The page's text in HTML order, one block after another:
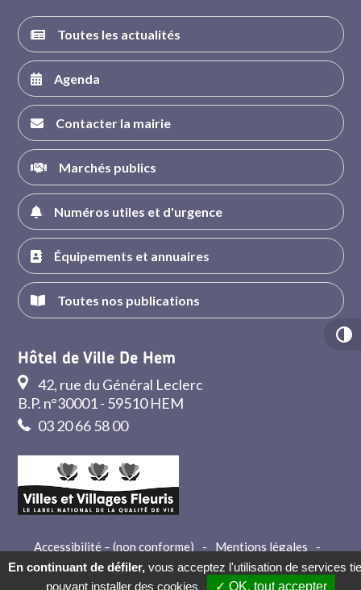
Toutes les actualités
Agenda
Contacter la mairie
Marchés publics
Numéros utiles et d'urgence
Équipements et annuaires
Toutes nos publications
Hôtel de Ville De Hem
42, rue du Général Leclerc
B.P. n°30001 - 59510 HEM
03 20 66 58 00
Accessibilité – (non conforme) - Mentions légales
-
Crédits
- Contact
En continuant de défiler, vous acceptez l'utilisation de services
pouvant installer des cookies
✓ OK, tout accepter